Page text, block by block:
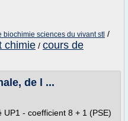
biochimie sciences du vivant stl /
chimie / cours de
de l ...
- coefficient 8 + 1 (PSE)